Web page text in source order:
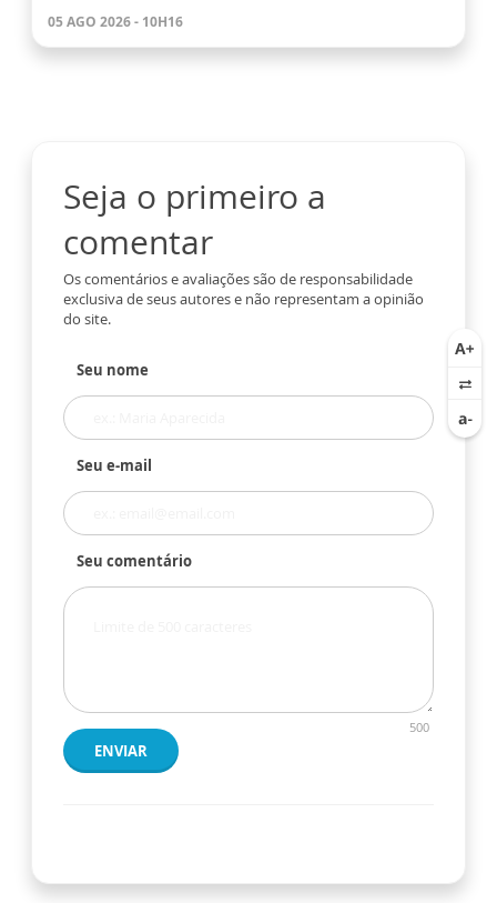
05 AGO 2026 - 10H16
Seja o primeiro a
comentar
Os comentários e avaliações são de responsabilidade
exclusiva de seus autores e não representam a opinião
do site.
Seu nome
Seu e-mail
Seu comentário
500
ENVIAR